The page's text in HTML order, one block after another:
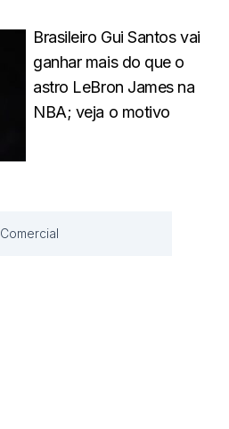
Brasileiro Gui Santos vai
ganhar mais do que o
astro LeBron James na
NBA; veja o motivo
Comercial